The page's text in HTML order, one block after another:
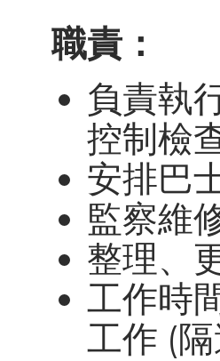
職責：
負責執
控制檢
安排巴
監察維
整理、
工作時
工作 (